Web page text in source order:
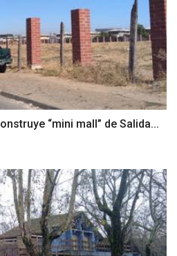
“mini mall” de Salida...